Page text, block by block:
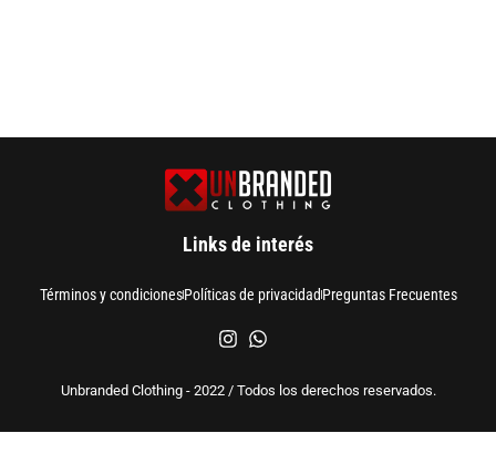
Links de interés
Términos y condicionesPolíticas de privacidadPreguntas Frecuentes
Unbranded Clothing - 2022 / Todos los derechos reservados.